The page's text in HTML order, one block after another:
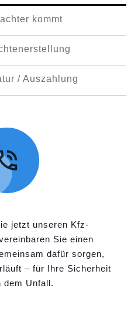
kommt
/ Auszahlung
jetzt unseren Kfz-
Sie einen
dafür sorgen,
– für Ihre Sicherheit
dem Unfall.